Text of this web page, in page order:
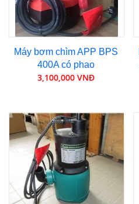
Máy bơm chìm APP BPS
400A có phao
3,100,000 VNĐ